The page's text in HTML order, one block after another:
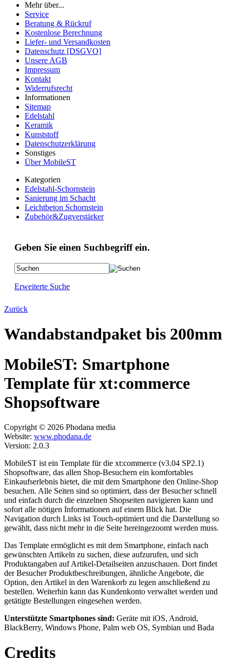
Mehr über...
Service
Beratung & Rückruf
Kostenlose Berechnung
Liefer- und Versandkosten
Datenschutz [DSGVO]
Unsere AGB
Impressum
Kontakt
Widerrufsrecht
Informationen
Sitemap
Edelstahl
Keramik
Kunststoff
Datenschutzerklärung
Sonstiges
Über MobileST
Kategorien
Edelstahl-Schornstein
Sanierung im Schacht
Leichtbeton Schornstein
Zubehör&Zugverstärker
Geben Sie einen Suchbegriff ein.
Erweiterte Suche
Zurück
Wandabstandpaket bis 200mm
MobileST: Smartphone
Template für xt:commerce
Shopsoftware
Copyright © 2026 Phodana media
Website: www.phodana.de
Version: 2.0.3
MobileST ist ein Template für die xt:commerce (v3.04 SP2.1)
Shopsoftware, das allen Shop-Besuchern ein komfortables
Einkaufserlebnis bietet, die mit dem Smartphone den Online-Shop
besuchen. Alle Seiten sind so optimiert, dass der Besucher schnell
und einfach durch die einzelnen Shopseiten navigieren kann und
sofort alle nötigen Informationen auf einem Blick hat. Die
Navigation durch Links ist Touch-optimiert und die Darstellung so
gewählt, dass nicht mehr in die Seite hereingezoomt werden muss.
Das Template ermöglicht es mit dem Smartphone, einfach nach
gewünschten Artikeln zu suchen, diese aufzurufen, und sich
Produktangaben auf Artikel-Detailseiten anzuschauen. Dort findet
der Besucher Produktbeschreibungen, ähnliche Angebote, die
Option, den Artikel in den Warenkorb zu legen anschließend zu
bestellen. Weiterhin kann das Kundenkonto verwaltet werden und
getätigte Bestellungen eingesehen werden.
Unterstützte Smartphones sind: Geräte mit iOS, Android,
BlackBerry, Windows Phone, Palm web OS, Symbian und Bada
Credits